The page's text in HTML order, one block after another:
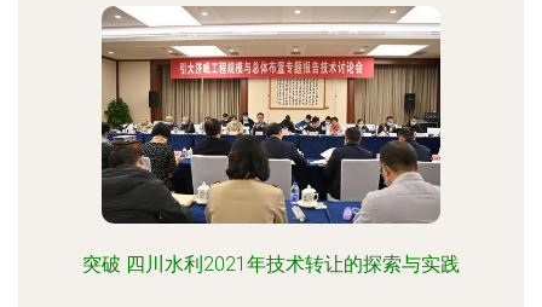
突破 四川水利2021年技术转让的探索与实践